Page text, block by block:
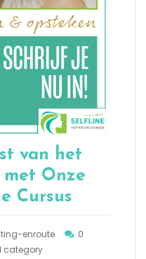
van het
met Onze
Cursus
enroute
0
category